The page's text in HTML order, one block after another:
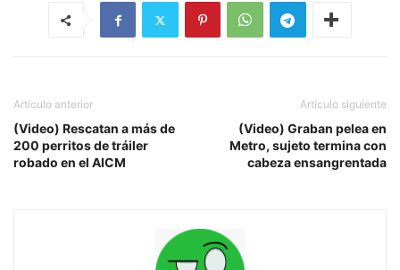
Artículo anterior
(Video) Rescatan a más de
200 perritos de tráiler
robado en el AICM
Artículo siguiente
(Video) Graban pelea en
Metro, sujeto termina con
cabeza ensangrentada